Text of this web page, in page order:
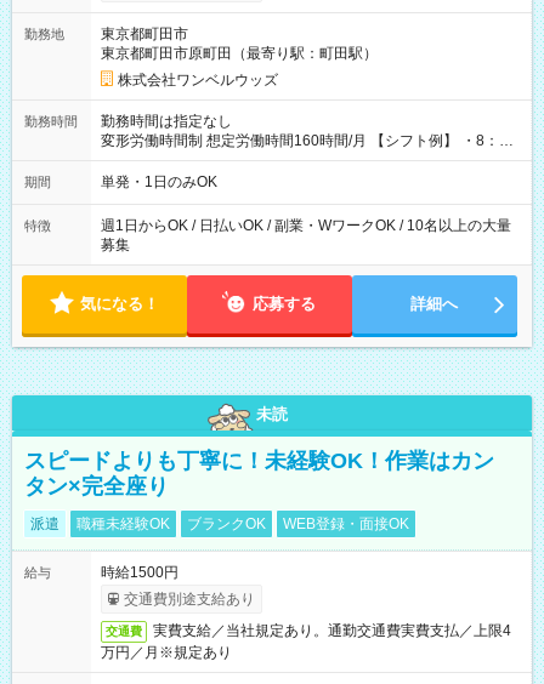
勤務地
東京都町田市
東京都町田市原町田（最寄り駅：町田駅）
株式会社ワンベルウッズ
勤務時間
勤務時間は指定なし
変形労働時間制 想定労働時間160時間/月 【シフト例】 ・8：00
～21：00
期間 単発・1日のみOK
特徴
週1日からOK / 日払いOK / 副業・WワークOK / 10名以上の大量
募集
気になる！ 応募する 詳細へ
未読
スピードよりも丁寧に！未経験OK！作業はカン
タン×完全座り
派遣 職種未経験OK ブランクOK WEB登録・面接OK
給与
時給1500円
交通費別途支給あり
交通費
実費支給／当社規定あり。通勤交通費実費支払／上限4
万円／月※規定あり